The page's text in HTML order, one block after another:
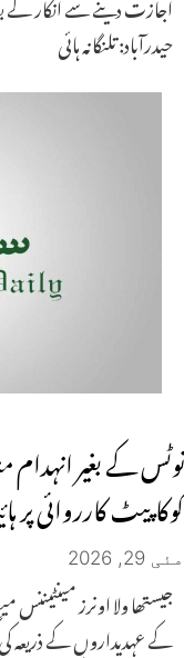
حیدرآباد: تلنگانہ ہائی
نوٹس کے بغیر انہدام
کوکاپیٹ کارروائی پر
مئی 29, 2026
کے عہدیداروں کے ذریعہ